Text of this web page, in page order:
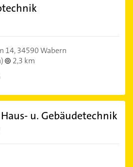
14,34590 Wabern
2,3 km
u. Gebäudetechnik